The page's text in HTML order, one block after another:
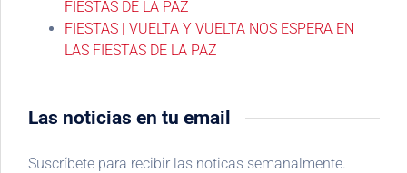
FIESTAS DE LA PAZ
FIESTAS | VUELTA Y VUELTA NOS ESPERA EN
LAS FIESTAS DE LA PAZ
Las noticias en tu email
Suscríbete para recibir las noticas semanalmente.